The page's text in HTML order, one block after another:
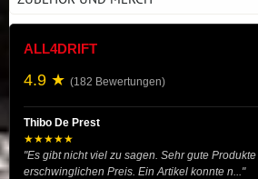
ALL4DRIFT
4.9 ★ (182 Bewertungen)
Thibo De Prest
★★★★★
"Es gibt nicht viel zu sagen. Sehr gute
erschwinglichen Preis. Ein Artikel konnte n..."